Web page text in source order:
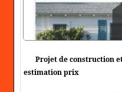
Projet de construction
estimation prix